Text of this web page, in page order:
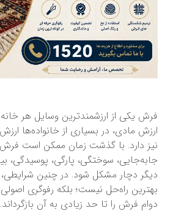
فرش یکی از ارزشمندترین وسایل هر خانه
ارزش مادی، در بسیاری از خانواده‌ها
نیز دارد. با گذشت زمان ممکن است فرش
جابه‌جایی، سوختگی، پارگی، پوسیدگی،
دیگر دچار مشکل شود. در چنین
بهترین راه‌حل نیست؛ بلکه رفوگری
دوام فرش را تا حد زیادی به آن بازگرداند.